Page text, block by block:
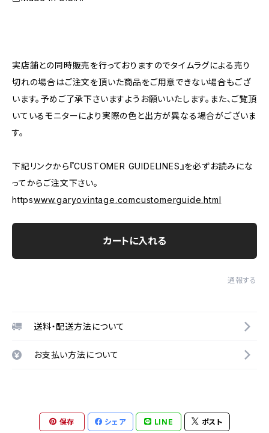
実店舗との同時販売を行っておりますのでタイムラグによる売り
切れの場合はご注文を頂いた商品をご用意できない場合もござ
います。予めご了承下さいますようお願いいたします。また、ご覧頂
いているモニターにより実際の色と出方が異なる場合がございま
す。
下記リンクから『CUSTOMER GUIDELINES』を必ずお読みにな
ってからご注文下さい。
httpswww.garyovintage.comcustomerguide.html
カートに入れる
通報する
送料・配送方法について
お支払い方法について
保存 シェア LINE ポスト